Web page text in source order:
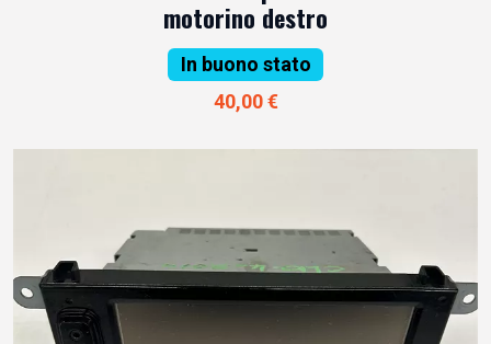
motorino destro
In buono stato
40,00 €